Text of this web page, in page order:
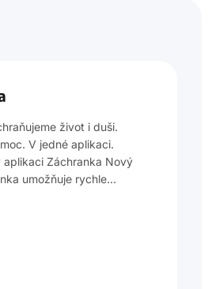
život i duši.
V jedné aplikaci.
aplikaci Záchranka Nový
umožňuje rychle…